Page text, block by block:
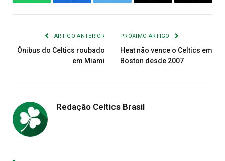
WhatsAppFacebook Twitter
Copiar
E-
ARTIGO ANTERIOR
Ônibus do Celtics roubado
em Miami
PRÓXIMO ARTIGO
Heat não vence o Celtics em
Boston desde 2007
Redação Celtics Brasil